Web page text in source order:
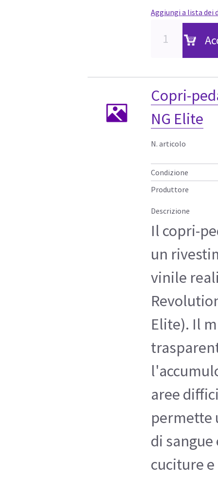
Aggiungi a lista dei
Copri-
NG Elite
N. articolo
Condizione
Produttore
Descrizione
Il copri-
un
vinile
Elite). Il
aree
permette
di
cuciture